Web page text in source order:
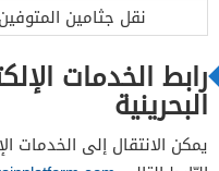
نقل جثامين المتوفين
رابط الخدمات
البحرينية
يمكن الانتقال إلى الخدمات